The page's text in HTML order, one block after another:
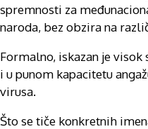
spremnosti za
naroda, bez obzira na
Formalno, iskazan je
i u punom kapacitetu
virusa.
Što se tiče konkretnih